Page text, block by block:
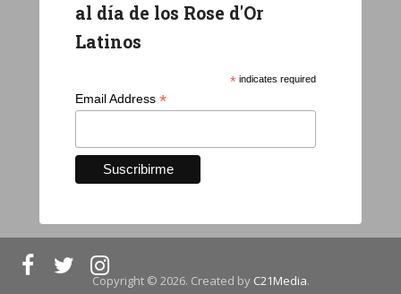
al día de los Rose d'Or
Latinos
*indicates required
Email Address *
Copyright © 2026. Created by C21Media.